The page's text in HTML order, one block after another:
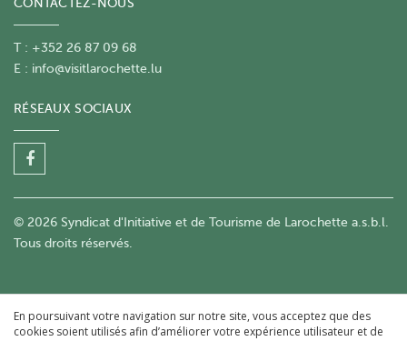
CONTACTEZ-NOUS
T : +352 26 87 09 68
E : info@visitlarochette.lu
RÉSEAUX SOCIAUX
© 2026 Syndicat d'Initiative et de Tourisme de Larochette a.s.b.l.
Tous droits réservés.
En poursuivant votre navigation sur notre site, vous acceptez que des
cookies soient utilisés afin d’améliorer votre expérience utilisateur et de